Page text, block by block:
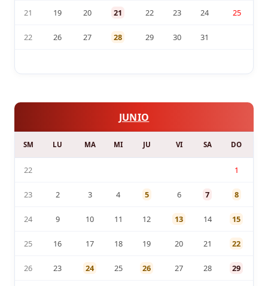
21 19 20 21 22 23 24 25
22 26 27 28 29 30 31
JUNIO
SM LU MA MI JU VI SA DO
22 1
23 2 3 4 5 6 7 8
24 9 10 11 12 13 14 15
25 16 17 18 19 20 21 22
26 23 24 25 26 27 28 29